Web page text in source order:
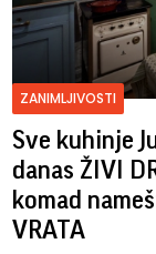
ZANIMLJIVOSTI
Sve kuhinje
danas ŽIVI
komad
VRATA